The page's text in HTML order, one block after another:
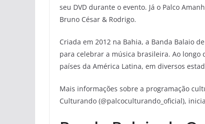
seu DVD durante o evento. Já o Palco
Bruno César & Rodrigo.
Criada em 2012 na Bahia, a Banda Balaio
para celebrar a música brasileira. Ao longo
países da América Latina, em diversos
Mais informações sobre a programação
Culturando (@palcoculturando_oficial),